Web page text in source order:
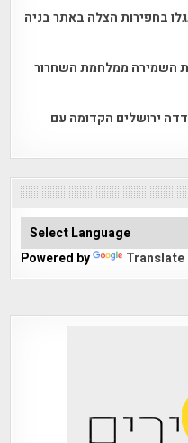
בנות 4,000 שנה התגלו בחפירות הצלה באתר בניה
השמירה ממלחמת השחרור
ירושלים הקדומה עם
Powered by Translate